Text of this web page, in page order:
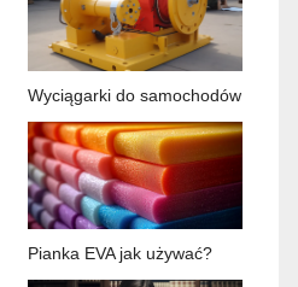
Wyciągarki do samochodów
Pianka EVA jak używać?